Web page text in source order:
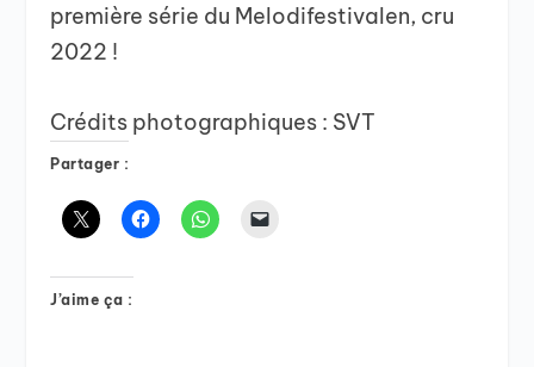
première série du Melodifestivalen, cru
2022 !
Crédits photographiques : SVT
Partager :
J’aime ça :